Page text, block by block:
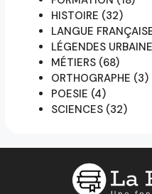
HISTOIRE (32)
LANGUE
LÉGENDES
MÉTIERS (68)
ORTHOGRAPHE (3)
POESIE (4)
SCIENCES (32)